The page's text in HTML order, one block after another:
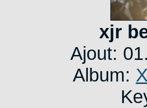
xjr
Ajout:
Album: